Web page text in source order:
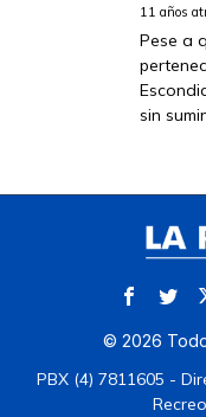
11 años
Pese a
sin
© 2026
PBX (4) 7811605 -